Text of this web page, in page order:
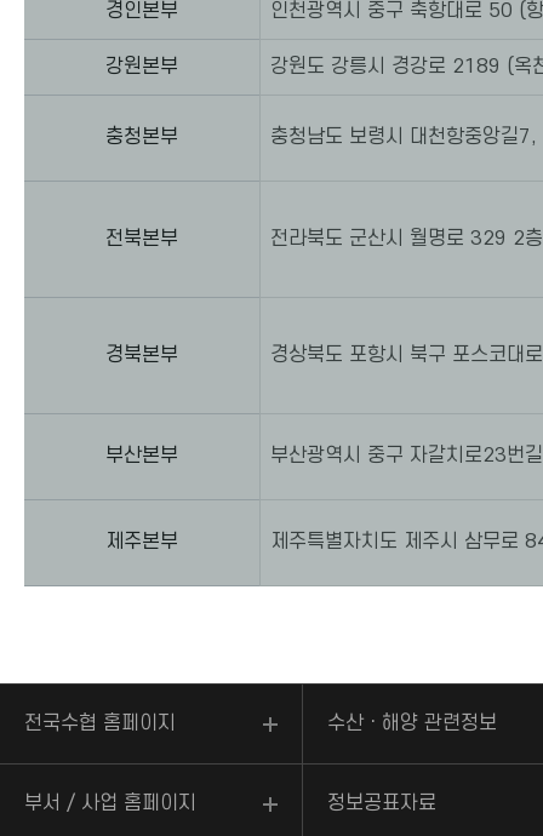
경인본부 인천광역시 중구 축항대로 50 (
강원본부 강원도 강릉시 경강로 2189 (옥
충청본부 충청남도 보령시 대천항중앙길
전북본부 전라북도 군산시 월명로 329 2
경북본부 경상북도 포항시 북구 포스코대
부산본부 부산광역시 중구 자갈치로23번
제주본부 제주특별자치도 제주시 삼무로
전국수협 홈페이지 수산ㆍ해양 관련정보
부서 / 사업 홈페이지 정보공표자료